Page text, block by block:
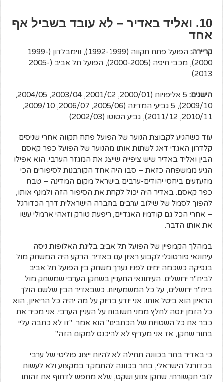
10. ואליד באדיר – לא עובד בשביל אף
אחד
קריירה:
הפועל פתח תקווה (1992-1999), ווימבלדון (1999-
2000), מכבי חיפה (2000-2005), הפועל תל אביב (2005-
2013)
הישגים:
5 אליפויות (2000/01, 2001/02, 2003/04, 2004/05,
2009/10), 5 גביעי המדינה (2005/06, 2006/07, 2009/10,
2010/11, 2011/12), גביע הטוטו (2002/03)
עוד כשהגיע לקבוצת הנוער של הפועל פתח תקווה אחרי שניסים
קלדרון האגדי דאג לשתות אותו מהנוער של הפועל כפר קאסם
הבין ואליד באדיר שיש ציפייה שייצג את המגזר הערבי. הוא אפילו
הגיע ממשפחה כזאת – סבו היה אחד הקורבנות לסיפורים הכי
מזעזעים ביחסי יהודים-ערבים בישראל מקום המדינה – טבח
כפר קאסם. באדיר היה יכול לקחת את הסיפור הזה ולמנף אותו,
להפוך לסמל של שילוב ערבים בחברה הישראלית דרך הכדורגל
– אחרי הכל גם קודמיו האגדיים, ריפעת טורק וזאהי ארמלי עשו
את אותו הדבר.
במהלך הקמפיין של הפועל תל אביב בליגת האלופות ניסה
עיתונאי פורטוגלי לקבוע ראיון עם באדיר. הרקע היה המשחק מול
בנפיקה כשכמה ימים לפניו נערך משחק בין הפועל תל אביב
לבית"ר ירושלים. העיתונאי התעניין בשחקן הערבי שמשחק מול
בית"ר ירושלים, על כל המשמעויות. כשבאדיר הבין שלשם הולך
הראיון הוא ביטל אותו. אני יודע בדיוק על מה יהיה כל הריאיון, הוא
כל הזמן ינסה לחלץ ממני תשובות על העניין הערבי. אני מכיר את
כבר את כל השטויות של הכתבים" הוא אמר. "זו לא כתבה עליי
בתור שחקן, אז אני מעדיף לא להיכנס למקום הזה"
כי באדיר בחר בכוונה תחילה לא להיות ייצוג פוליטי של ערבי
בכדורגל הישראלי, בחר בכוונה להתמקד במקצוע ולא לעשות
לובי תקשורתי. שחקן צנוע ושקט, שלא מחפש לדחוף את זהותו